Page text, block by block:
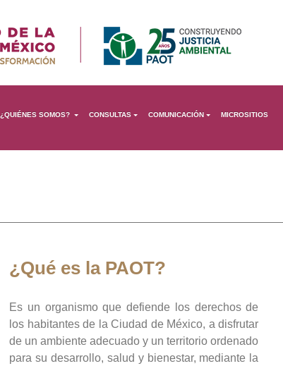
¿QUIÉNES SOMOS? CONSULTAS COMUNICACIÓN MICROSITIOS
¿Qué es la PAOT?
Es un organismo que defiende los derechos de
los habitantes de la Ciudad de México, a disfrutar
de un ambiente adecuado y un territorio ordenado
para su desarrollo, salud y bienestar, mediante la